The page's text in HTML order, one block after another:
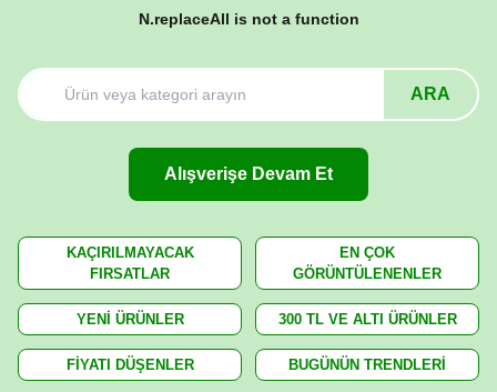
N.replaceAll is not a function
ARA
Alışverişe Devam Et
KAÇIRILMAYACAK
FIRSATLAR
EN ÇOK
GÖRÜNTÜLENENLER
YENİ ÜRÜNLER 300 TL VE ALTI ÜRÜNLER
FİYATI DÜŞENLER BUGÜNÜN TRENDLERİ